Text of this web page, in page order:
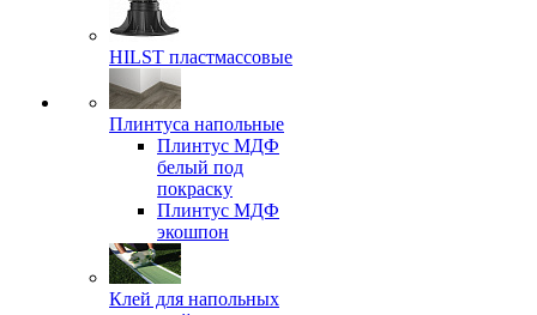
HILST пластмассовые
Плинтуса напольные
Плинтус МДФ
белый под
покраску
Плинтус МДФ
экошпон
Клей для напольных